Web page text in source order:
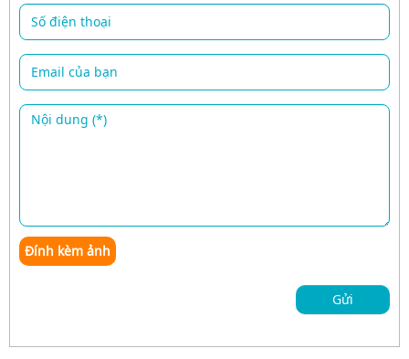
Đính kèm ảnh
Gửi